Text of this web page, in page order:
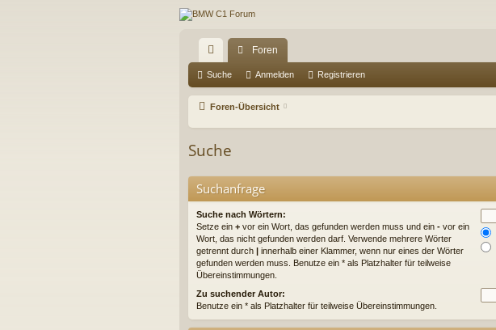
ch
ne
ug
Foren
Suche Anmelden Registrieren
Foren-Übersicht
Suche
Suchanfrage
Suche nach Wörtern:
Setze ein + vor ein Wort, das gefunden werden muss und ein - vor ein
Wort, das nicht gefunden werden darf. Verwende mehrere Wörter
getrennt durch | innerhalb einer Klammer, wenn nur eines der Wörter
gefunden werden muss. Benutze ein * als Platzhalter für teilweise
Übereinstimmungen.
Zu suchender Autor:
Benutze ein * als Platzhalter für teilweise Übereinstimmungen.